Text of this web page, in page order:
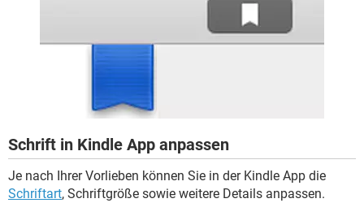
Schrift in Kindle App anpassen
Je nach Ihrer Vorlieben können Sie in der Kindle App die
Schriftart, Schriftgröße sowie weitere Details anpassen.